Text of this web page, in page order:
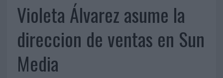
Violeta Álvarez asume la
direccion de ventas en Sun
Media